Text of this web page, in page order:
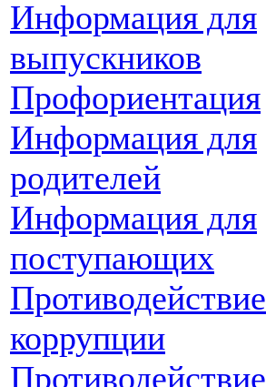
Информация для
выпускников
Профориентация
Информация для
родителей
Информация для
поступающих
Противодействие
коррупции
Противодействие